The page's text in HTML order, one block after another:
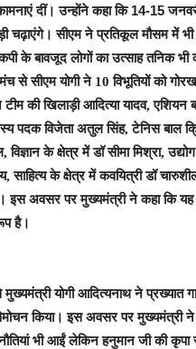
दीं। उन्होंने कहा कि 14-15
चढ़ाएंगे। सीएम ने प्रतिकूल मौसम में
के बावजूद लोगों का उत्साह तनिक
से सीएम योगी ने 10 विभूतियों को
की खिलाड़ी आदित्या यादव,
पदक विजेता अतुल सिंह, टेनिस बाल
विज्ञान के क्षेत्र में डॉ सीमा मिश्रा,
साहित्य के क्षेत्र में कवयित्री डॉ
इस अवसर पर मुख्यमंत्री ने कहा कि यह
है।
योगी आदित्यनाथ ने प्रख्यात
किया। इस अवसर पर मुख्यमंत्री
भी आईं लेकिन हनुमान जी की